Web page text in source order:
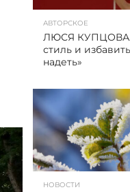
АВТОРСКОЕ
ЛЮСЯ КУПЦОВА.
стиль и
надеть»
НОВОСТИ